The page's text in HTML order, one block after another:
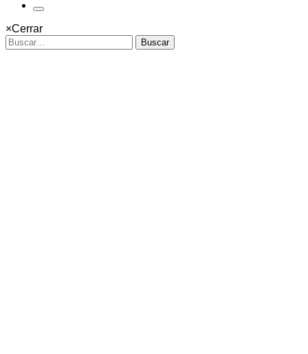
×Cerrar
Buscar